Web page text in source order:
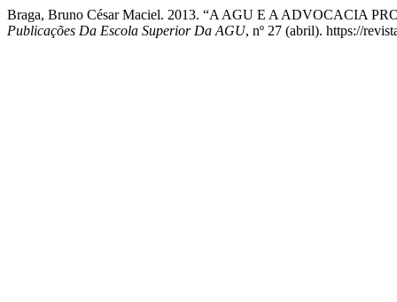
Braga, Bruno César Maciel. 2013. “A AGU E A ADVOCACIA
Publicações Da Escola Superior Da AGU, nº 27 (abril). https://